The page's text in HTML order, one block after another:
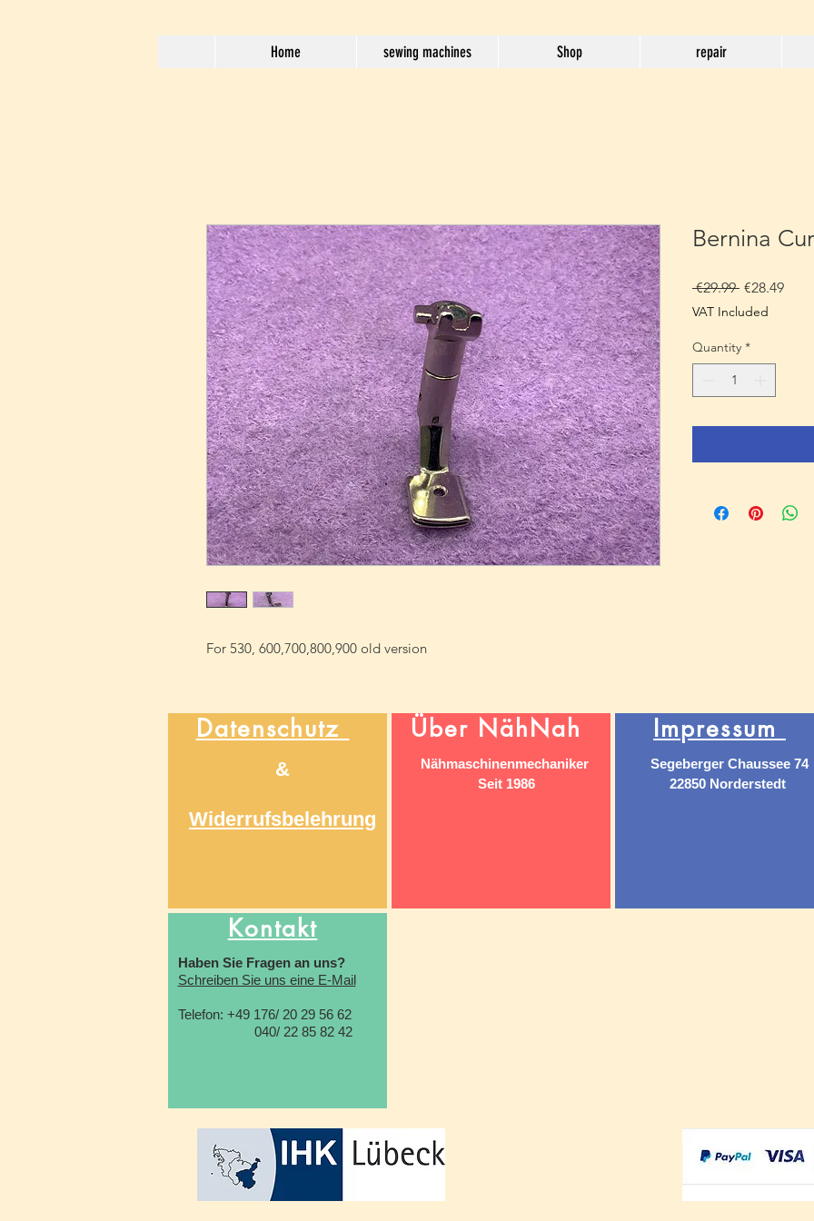
Home sewing machines Shop repair
For 530, 600,700,800,900 old version
Bernina
€29.99 Regular
Price
€28.49Sale
VAT Included
Quantity *
Datenschutz
&
Widerrufsbelehrung
Über NähNah
Nähmaschinenmechaniker
Seit 1986
Impressum
Segeberger Chaussee 74
22850 Norderstedt
Kontakt
Haben Sie Fragen an uns?
Schreiben Sie uns eine E-Mail
Telefon: +49 176/ 20 29 56 62
040/ 22 85 82 42